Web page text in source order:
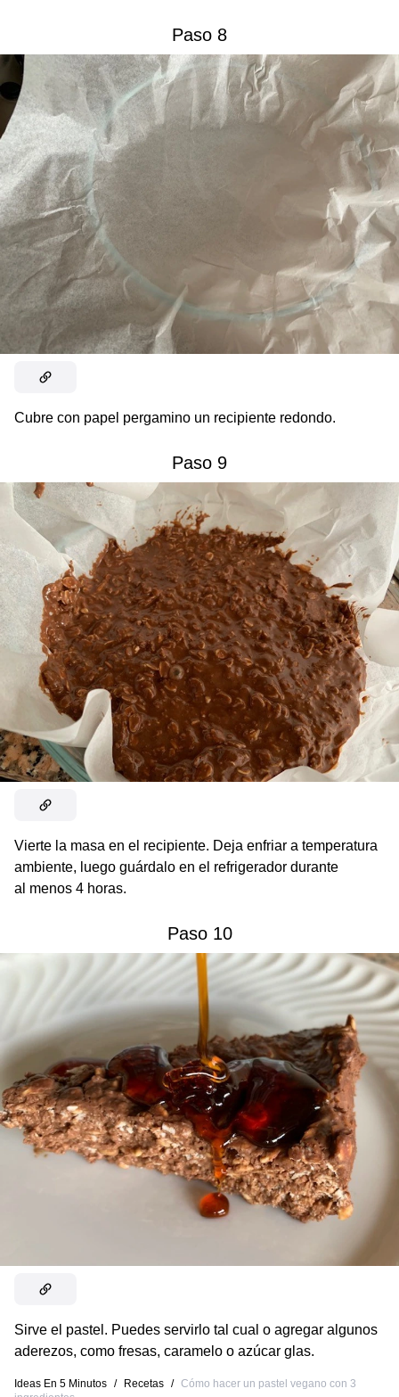
Paso 8
Cubre con papel pergamino un recipiente redondo.
Paso 9
Vierte la masa en el recipiente. Deja enfriar a temperatura
ambiente, luego guárdalo en el refrigerador durante
al menos 4 horas.
Paso 10
Sirve el pastel. Puedes servirlo tal cual o agregar algunos
aderezos, como fresas, caramelo o azúcar glas.
Ideas En 5 Minutos / Recetas / Cómo hacer un pastel vegano con 3